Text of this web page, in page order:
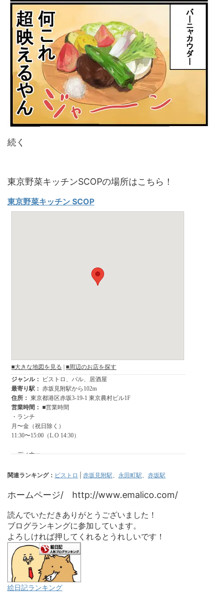
続く
東京野菜キッチンSCOPの場所はこちら！
東京野菜キッチン SCOP
関連ランキング： ビストロ 赤坂見附駅 永田町駅 赤坂駅
ホームページ/ http://www.emalico.com/
読んでいただきありがとうございました！
ブログランキングに参加しています。
よろしければ押してくれるとうれしいです！
絵日記ランキング